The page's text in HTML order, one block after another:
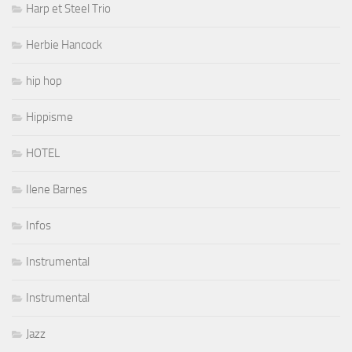
Harp et Steel Trio
Herbie Hancock
hip hop
Hippisme
HOTEL
Ilene Barnes
Infos
Instrumental
Instrumental
Jazz